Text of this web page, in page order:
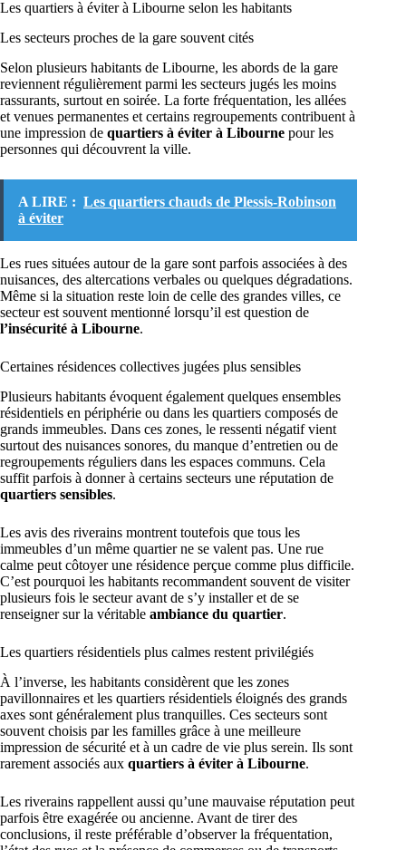
Les quartiers à éviter à Libourne selon les habitants
Les secteurs proches de la gare souvent cités
Selon plusieurs habitants de Libourne, les abords de la gare
reviennent régulièrement parmi les secteurs jugés les moins
rassurants, surtout en soirée. La forte fréquentation, les allées
et venues permanentes et certains regroupements contribuent à
une impression de quartiers à éviter à Libourne pour les
personnes qui découvrent la ville.
A LIRE : Les quartiers chauds de Plessis-Robinson
à éviter
Les rues situées autour de la gare sont parfois associées à des
nuisances, des altercations verbales ou quelques dégradations.
Même si la situation reste loin de celle des grandes villes, ce
secteur est souvent mentionné lorsqu’il est question de
l’insécurité à Libourne.
Certaines résidences collectives jugées plus sensibles
Plusieurs habitants évoquent également quelques ensembles
résidentiels en périphérie ou dans les quartiers composés de
grands immeubles. Dans ces zones, le ressenti négatif vient
surtout des nuisances sonores, du manque d’entretien ou de
regroupements réguliers dans les espaces communs. Cela
suffit parfois à donner à certains secteurs une réputation de
quartiers sensibles.
Les avis des riverains montrent toutefois que tous les
immeubles d’un même quartier ne se valent pas. Une rue
calme peut côtoyer une résidence perçue comme plus difficile.
C’est pourquoi les habitants recommandent souvent de visiter
plusieurs fois le secteur avant de s’y installer et de se
renseigner sur la véritable ambiance du quartier.
Les quartiers résidentiels plus calmes restent privilégiés
À l’inverse, les habitants considèrent que les zones
pavillonnaires et les quartiers résidentiels éloignés des grands
axes sont généralement plus tranquilles. Ces secteurs sont
souvent choisis par les familles grâce à une meilleure
impression de sécurité et à un cadre de vie plus serein. Ils sont
rarement associés aux quartiers à éviter à Libourne.
Les riverains rappellent aussi qu’une mauvaise réputation peut
parfois être exagérée ou ancienne. Avant de tirer des
conclusions, il reste préférable d’observer la fréquentation,